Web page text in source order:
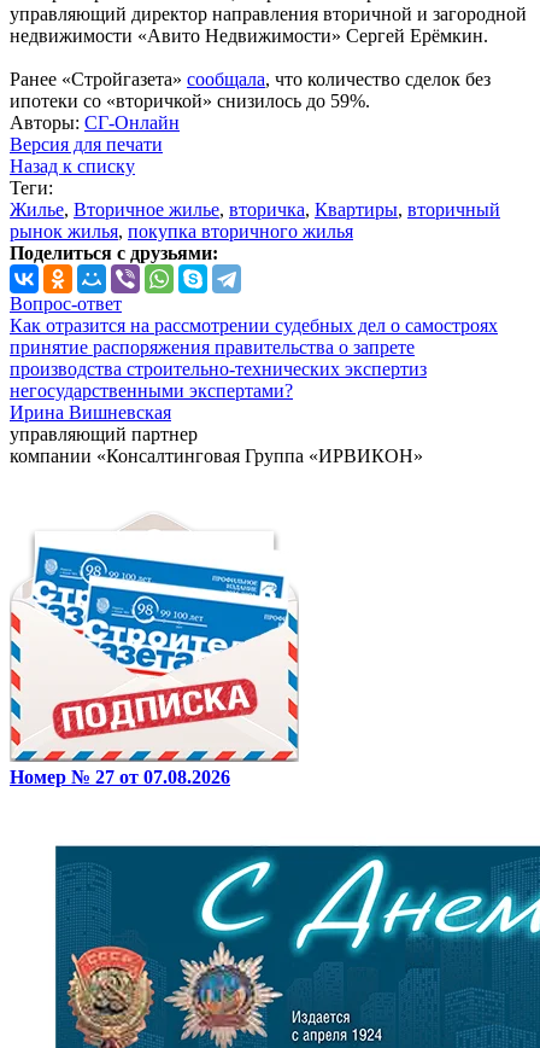
управляющий директор направления вторичной и загородной
недвижимости «Авито Недвижимости» Сергей Ерёмкин.
Ранее «Стройгазета» сообщала, что количество сделок без
ипотеки со «вторичкой» снизилось до 59%.
Авторы: СГ-Онлайн
Версия для печати
Назад к списку
Теги:
Жилье, Вторичное жилье, вторичка, Квартиры, вторичный
рынок жилья, покупка вторичного жилья
Поделиться с друзьями:
Вопрос-ответ
Как отразится на рассмотрении судебных дел о самостроях
принятие распоряжения правительства о запрете
производства строительно-технических экспертиз
негосударственными экспертами?
Ирина Вишневская
управляющий партнер
компании «Консалтинговая Группа «ИРВИКОН»
Номер № 27 от 07.08.2026